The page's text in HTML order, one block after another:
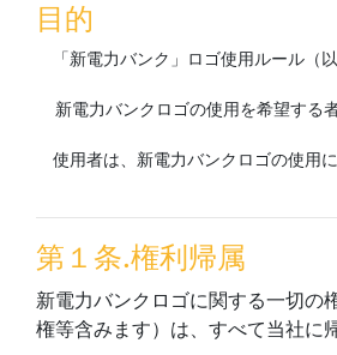
目的
「新電力バンク」ロゴ使用ルール（
新電力バンクロゴの使用を希望する
使用者は、新電力バンクロゴの使用
第１条.権利帰属
新電力バンクロゴに関する一切の
権等含みます）は、すべて当社に